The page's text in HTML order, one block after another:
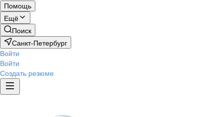
Помощь
Ещё
Поиск
Санкт-Петербург
Войти
Войти
Создать резюме